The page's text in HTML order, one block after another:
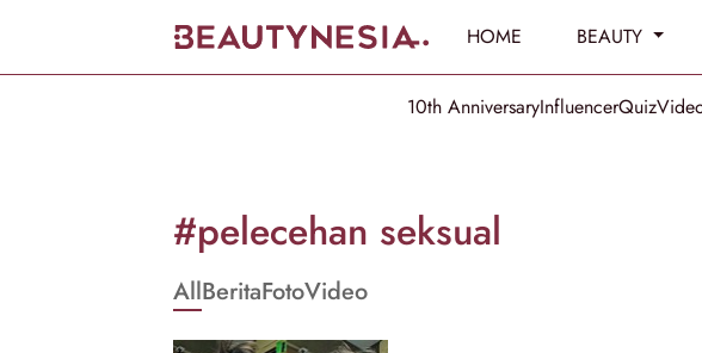
HOME BEAUTY
10th AnniversaryInfluencerQuiz
[GET_DATA_TITLE]
Beautynesia
#pelecehan seksual
AllBeritaFotoVideo